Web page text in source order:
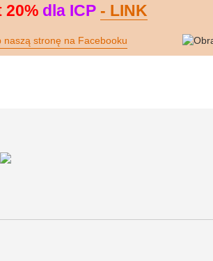
20% dla ICP - LINK
naszą stronę na Facebooku